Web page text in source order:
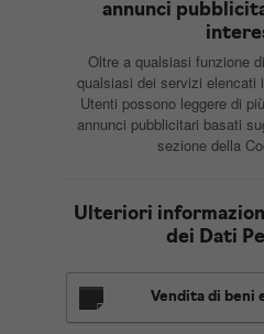
annunci
Oltre a qualsiasi funzione
qualsiasi dei servizi elencati
Utenti possono leggere di
annunci pubblicitari basati
sezione della
Ulteriori
dei Dati
Vendita di beni